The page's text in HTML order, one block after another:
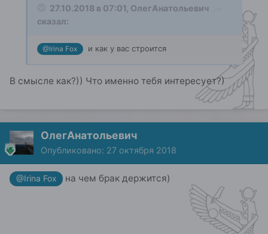
27.10.2018 в 07:01, ОлегАнатольевич
сказал:
@Irina Fox и как у вас строится
В смысле как?)) Что именно тебя интересует?)
ОлегАнатольевич
Опубликовано: 27 октября 2018
@Irina Fox на чем брак держится)